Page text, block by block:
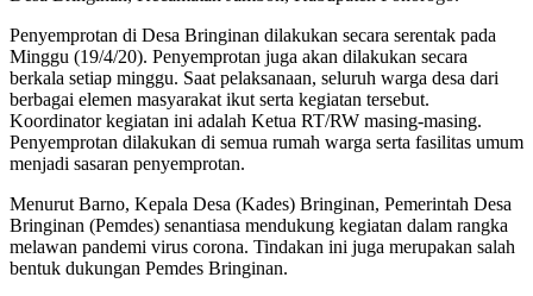
Penyemprotan di Desa Bringinan dilakukan secara serentak pada
Minggu (19/4/20). Penyemprotan juga akan dilakukan secara
berkala setiap minggu. Saat pelaksanaan, seluruh warga desa dari
berbagai elemen masyarakat ikut serta kegiatan tersebut.
Koordinator kegiatan ini adalah Ketua RT/RW masing-masing.
Penyemprotan dilakukan di semua rumah warga serta fasilitas umum
menjadi sasaran penyemprotan.
Menurut Barno, Kepala Desa (Kades) Bringinan, Pemerintah Desa
Bringinan (Pemdes) senantiasa mendukung kegiatan dalam rangka
melawan pandemi virus corona. Tindakan ini juga merupakan salah
bentuk dukungan Pemdes Bringinan.